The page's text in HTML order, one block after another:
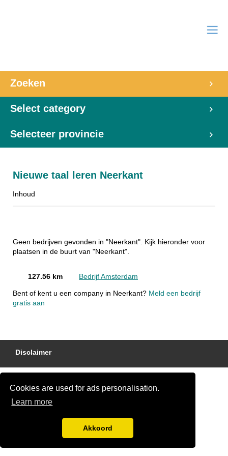
Cookies are used for ads personalisation.
Learn more
Akkoord
Zoeken
Select category
Selecteer provincie
Nieuwe taal leren Neerkant
Inhoud
Geen bedrijven gevonden in "Neerkant". Kijk hieronder voor
plaatsen in de buurt van "Neerkant".
127.56 km Bedrijf Amsterdam
Bent of kent u een company in Neerkant? Meld een bedrijf
gratis aan
Disclaimer